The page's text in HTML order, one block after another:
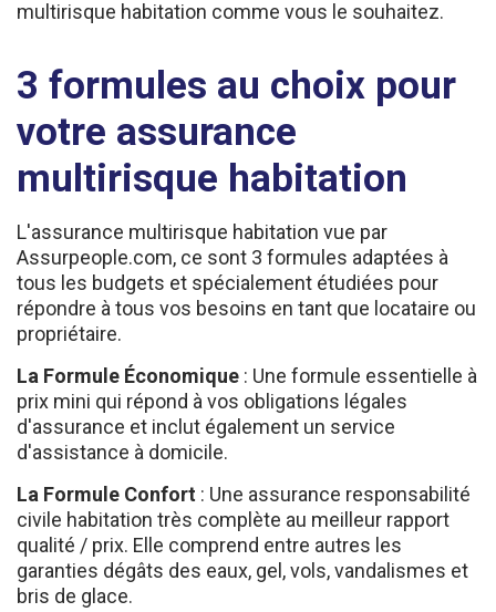
3 formules au choix pour
votre assurance
multirisque habitation
L'assurance multirisque habitation vue par
Assurpeople.com, ce sont 3 formules adaptées à
tous les budgets et spécialement étudiées pour
répondre à tous vos besoins en tant que locataire ou
propriétaire.
La Formule Économique
prix mini qui répond à vos obligations légales
d'assurance et inclut également un service
d'assistance à domicile.
civile habitation très complète au meilleur rapport
qualité / prix. Elle comprend entre autres les
garanties dégâts des eaux, gel, vols, vandalismes et
bris de glace.